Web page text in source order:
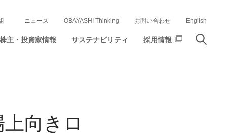
主・投資家情報 サステナビリティ 採用情報
ニュース OBAYASHI Thinking お問い合わせ English
向きロ